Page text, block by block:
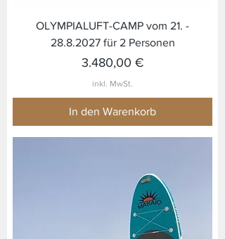
OLYMPIALUFT-CAMP vom 21. -
28.8.2027 für 2 Personen
Preis
3.480,00 €
inkl. MwSt.
In den Warenkorb